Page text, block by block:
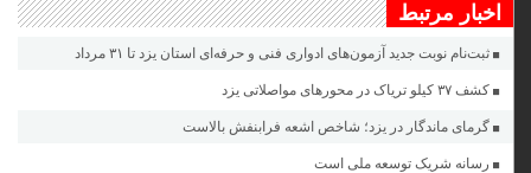
اخبار مرتبط
ثبت‌نام نوبت جدید آزمون‌های ادواری فنی و حرفه‌ای استان یزد تا ٣١ مرداد
کشف ۳۷ کیلو تریاک در محور‌های مواصلاتی یزد
گرمای ماندگار در یزد؛ شاخص اشعه فرابنفش بالاست
رسانه شریک توسعه ملی است